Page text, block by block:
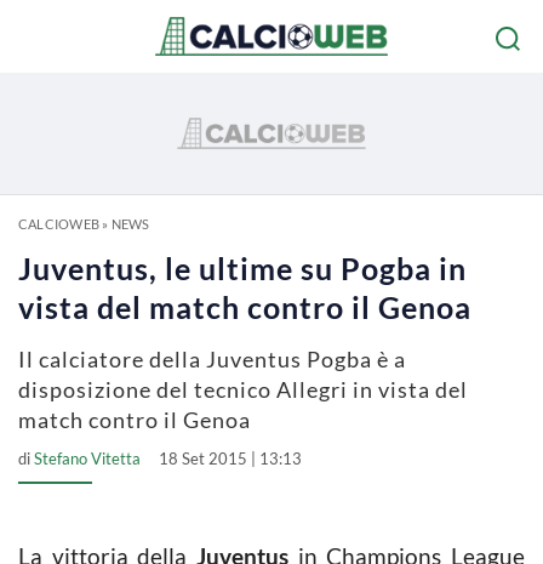
CALCIOWEB» NEWS
Juventus, le ultime su Pogba in
vista del match contro il Genoa
Il calciatore della Juventus Pogba è a
disposizione del tecnico Allegri in vista del
match contro il Genoa
diStefano Vitetta 18 Set 2015 | 13:13
La vittoria della Juventus in Champions League